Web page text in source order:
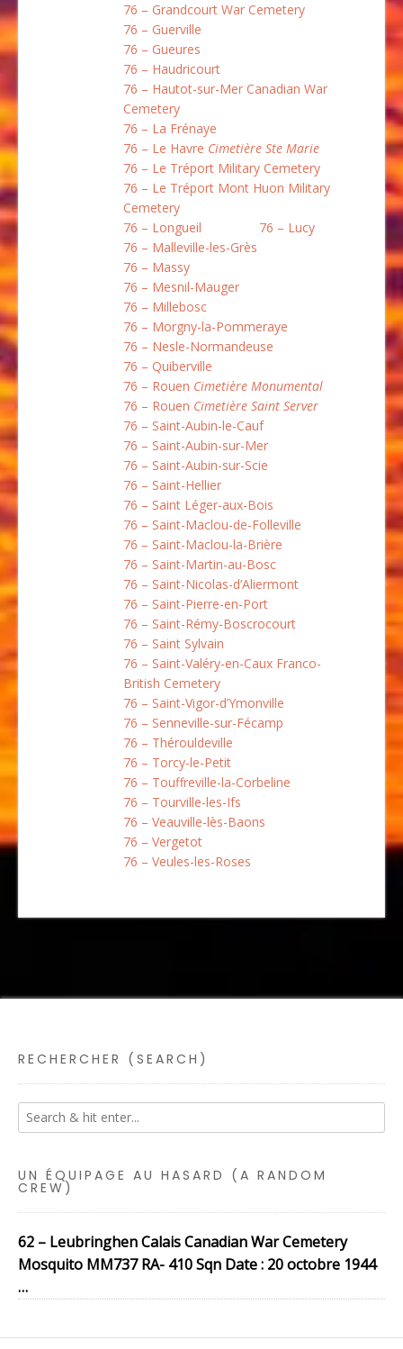
76 – Grandcourt War Cemetery
76 – Guerville
76 – Gueures
76 – Haudricourt
76 – Hautot-sur-Mer Canadian War
Cemetery
76 – La Frénaye
76 – Le Havre Cimetière Ste Marie
76 – Le Tréport Military Cemetery
76 – Le Tréport Mont Huon Military
Cemetery
76 – Longueil
76 – Lucy
76 – Malleville-les-Grès
76 – Massy
76 – Mesnil-Mauger
76 – Millebosc
76 – Morgny-la-Pommeraye
76 – Nesle-Normandeuse
76 – Quiberville
76 – Rouen Cimetière Monumental
76 – Rouen Cimetière Saint Server
76 – Saint-Aubin-le-Cauf
76 – Saint-Aubin-sur-Mer
76 – Saint-Aubin-sur-Scie
76 – Saint-Hellier
76 – Saint Léger-aux-Bois
76 – Saint-Maclou-de-Folleville
76 – Saint-Maclou-la-Brière
76 – Saint-Martin-au-Bosc
76 – Saint-Nicolas-d’Aliermont
76 – Saint-Pierre-en-Port
76 – Saint-Rémy-Boscrocourt
76 – Saint Sylvain
76 – Saint-Valéry-en-Caux Franco-
British Cemetery
76 – Saint-Vigor-d’Ymonville
76 – Senneville-sur-Fécamp
76 – Thérouldeville
76 – Torcy-le-Petit
76 – Touffreville-la-Corbeline
76 – Tourville-les-Ifs
76 – Veauville-lès-Baons
76 – Vergetot
76 – Veules-les-Roses
RECHERCHER (SEARCH)
UN ÉQUIPAGE AU HASARD (A RANDOM
CREW)
62 – Leubringhen Calais Canadian War Cemetery
Mosquito MM737 RA- 410 Sqn Date : 20 octobre 1944
…